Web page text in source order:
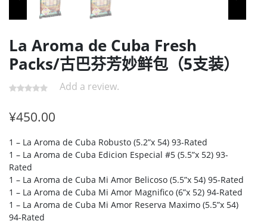
La Aroma de Cuba Fresh
Packs/古巴芬芳妙鲜包（5支装）
Add a review.
¥450.00
1 – La Aroma de Cuba Robusto (5.2”x 54) 93-Rated
1 – La Aroma de Cuba Edicion Especial #5 (5.5”x 52) 93-
Rated
1 – La Aroma de Cuba Mi Amor Belicoso (5.5”x 54) 95-Rated
1 – La Aroma de Cuba Mi Amor Magnifico (6”x 52) 94-Rated
1 – La Aroma de Cuba Mi Amor Reserva Maximo (5.5”x 54)
94-Rated